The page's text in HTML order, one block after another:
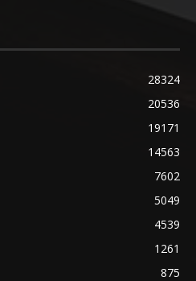
28324
20536
19171
14563
7602
5049
4539
1261
875